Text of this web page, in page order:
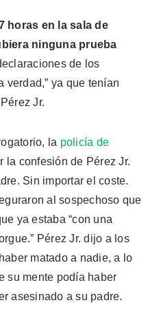
horas en la sala de
ninguna prueba
de los
verdad,” ya que tenían
Jr.
la policía de
la confesión de Pérez Jr.
Sin importar el coste.
al sospechoso que
ya estaba “con una
Pérez Jr. dijo a los
matado a nadie, a lo
su mente podía haber
asesinado a su padre.